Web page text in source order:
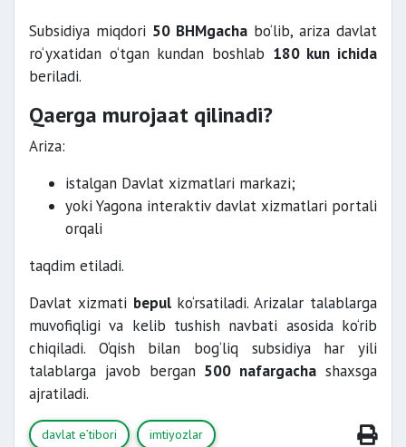
Subsidiya miqdori 50 BHMgacha bo‘lib, ariza davlat
ro‘yxatidan o‘tgan kundan boshlab 180 kun ichida
beriladi.
Qaerga murojaat qilinadi?
Ariza:
istalgan Davlat xizmatlari markazi;
yoki Yagona interaktiv davlat xizmatlari portali
orqali
taqdim etiladi.
Davlat xizmati bepulko‘rsatiladi. Arizalar talablarga
muvofiqligi va kelib tushish navbati asosida ko‘rib
chiqiladi. O‘qish bilan bog‘liq subsidiya har yili
talablarga javob bergan 500 nafargacha shaxsga
ajratiladi.
davlat e’tibori imtiyozlar